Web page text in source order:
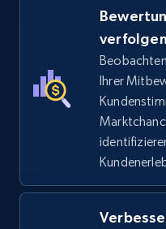
TikTok Shop -
URL, Title, Available,
price, Final price,
668+
TikTok Shop -
verfolgen
Ihrer